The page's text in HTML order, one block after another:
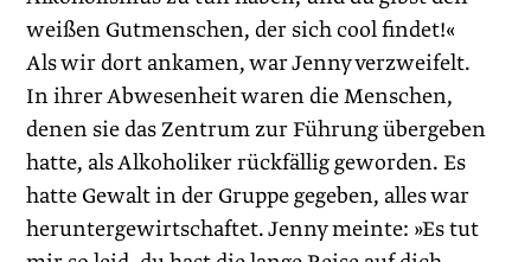
weißen Gutmenschen, der sich cool findet!«
Als wir dort ankamen, war Jenny verzweifelt.
In ihrer Abwesenheit waren die Menschen,
denen sie das Zentrum zur Führung übergeben
hatte, als Alkoholiker rückfällig geworden. Es
hatte Gewalt in der Gruppe gegeben, alles war
heruntergewirtschaftet. Jenny meinte: »Es tut